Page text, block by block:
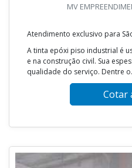
MV
Atendimento exclusivo para
A tinta epóxi piso industrial é
e na construção civil. Sua
qualidade do serviço. Dentre
Cotar